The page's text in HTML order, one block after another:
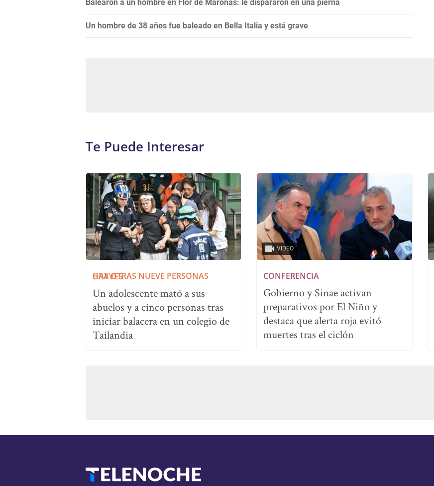
Balearon a un hombre en Flor de Maroñas: le dispararon en una pierna
Un hombre de 38 años fue baleado en Bella Italia y está grave
Te Puede Interesar
HAY OTRAS NUEVE PERSONAS GRAVES
Un adolescente mató a sus
abuelos y a cinco personas tras
iniciar balacera en un colegio de
Tailandia
VIDEO
CONFERENCIA
Gobierno y Sinae activan
preparativos por El Niño y
destaca que alerta roja evitó
muertes tras el ciclón